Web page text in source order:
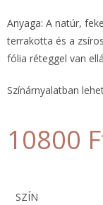
Anyaga: A natúr,
terrakotta és a
fólia réteggel van
Színárnyalatban
10800
SZÍN